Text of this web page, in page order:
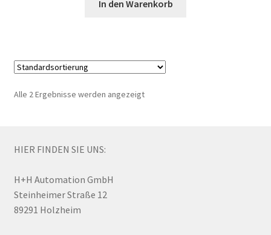
In den Warenkorb
Alle 2 Ergebnisse werden angezeigt
HIER FINDEN SIE UNS:
H+H Automation GmbH
Steinheimer Straße 12
89291 Holzheim